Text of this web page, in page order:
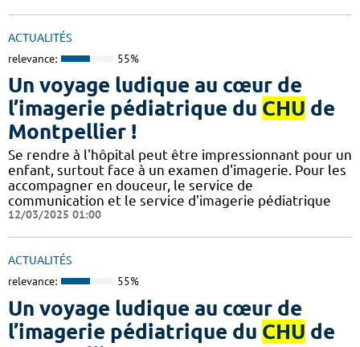
ACTUALITÉS
relevance: 55%
Un voyage ludique au cœur de
l’imagerie pédiatrique du CHU de
Montpellier !
​​​Se rendre à l'hôpital peut être impressionnant pour un
enfant, surtout face à un examen d'imagerie. Pour les
accompagner en douceur, le service de
communication et le service d'imagerie pédiatrique
12/03/2025 01:00
ACTUALITÉS
relevance: 55%
Un voyage ludique au cœur de
l’imagerie pédiatrique du CHU de